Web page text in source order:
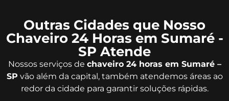
Outras Cidades que Nosso
Chaveiro 24 Horas em Sumaré -
SP Atende
Nossos serviços de chaveiro 24 horas em Sumaré –
SP vão além da capital, também atendemos áreas ao
redor da cidade para garantir soluções rápidas.